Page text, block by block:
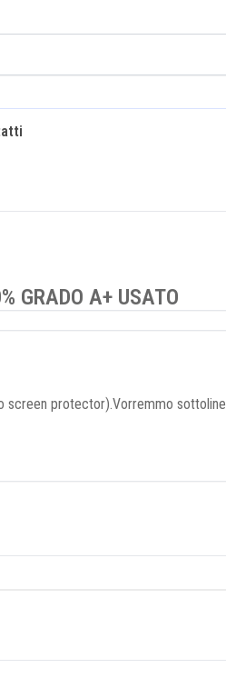
GRADO A+ USATO
protector).Vorremmo